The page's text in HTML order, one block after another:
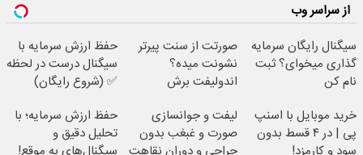
از سراسر وب
سیگنال رایگان سرمایه
گذاری میخوای؟ ثبت
نام کن
صورتت از سنت پیرتر
نشونت میده؟
اندولیفت برش
حفظ ارزش سرمایه با
سیگنال درست در لحظه
✅ (شروع رایگان)
خرید موبایل با اسنپ
پی | در ۴ قسط بدون
لیفت و جوانسازی
صورت و غبغب بدون
حفظ ارزش سرمایه؛ با
تحلیل دقیق و